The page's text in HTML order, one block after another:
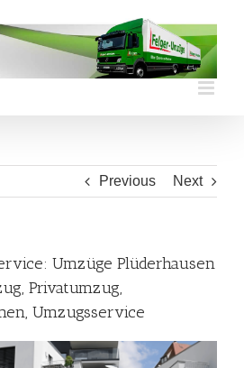
Previous Next
Umzüge Plüderhausen
Privatumzug,
Umzugsservice